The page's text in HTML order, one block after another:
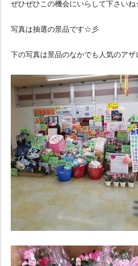
ぜひぜひこの機会にいらして下さい
写真は抽選の景品です☆彡
下の写真は景品のなかでも人気のアザ